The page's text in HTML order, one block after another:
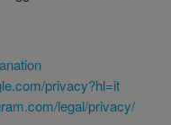
privacy?hl=it
legal/privacy/